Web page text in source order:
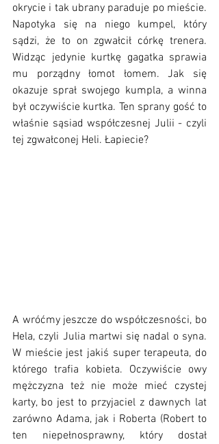
okrycie i tak ubrany paraduje po mieście.
Napotyka się na niego kumpel, który
sądzi, że to on zgwałcił córkę trenera.
Widząc jedynie kurtkę gagatka sprawia
mu porządny łomot łomem. Jak się
okazuje sprał swojego kumpla, a winna
był oczywiście kurtka. Ten sprany gość to
właśnie sąsiad współczesnej Julii - czyli
tej zgwałconej Heli. Łapiecie?
A wróćmy jeszcze do współczesności, bo
Hela, czyli Julia martwi się nadal o syna.
W mieście jest jakiś super terapeuta, do
którego trafia kobieta. Oczywiście owy
mężczyzna też nie może mieć czystej
karty, bo jest to przyjaciel z dawnych lat
zarówno Adama, jak i Roberta (Robert to
ten niepełnosprawny, który dostał